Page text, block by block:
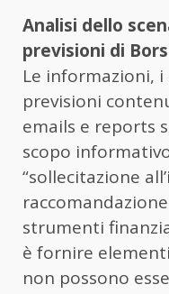
Analisi dello
previsioni di
Le informazioni,
previsioni
emails e reports
scopo
“sollecitazione
strumenti
è fornire
non possono